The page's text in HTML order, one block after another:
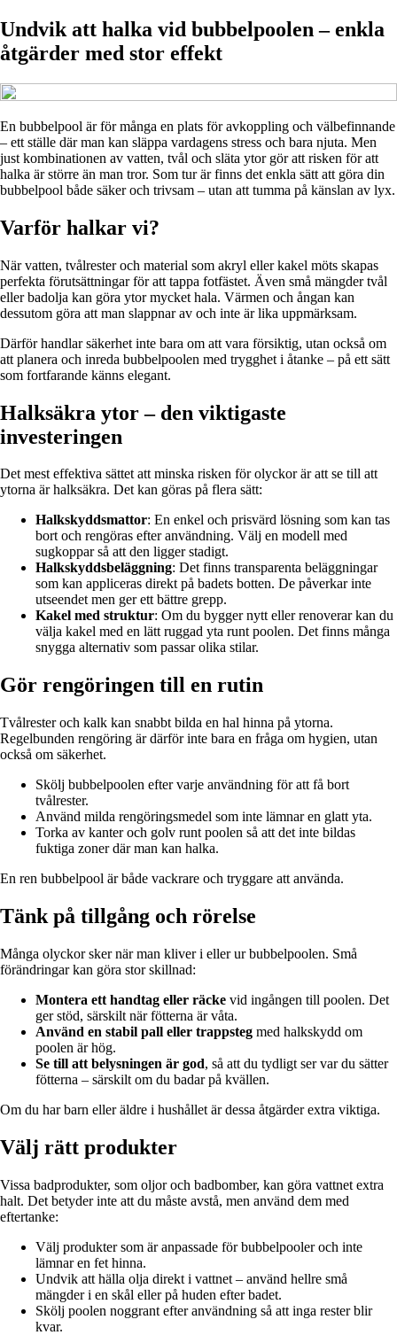
Undvik att halka vid bubbelpoolen – enkla
åtgärder med stor effekt
En bubbelpool är för många en plats för avkoppling och välbefinnande
– ett ställe där man kan släppa vardagens stress och bara njuta. Men
just kombinationen av vatten, tvål och släta ytor gör att risken för att
halka är större än man tror. Som tur är finns det enkla sätt att göra din
bubbelpool både säker och trivsam – utan att tumma på känslan av lyx.
Varför halkar vi?
När vatten, tvålrester och material som akryl eller kakel möts skapas
perfekta förutsättningar för att tappa fotfästet. Även små mängder tvål
eller badolja kan göra ytor mycket hala. Värmen och ångan kan
dessutom göra att man slappnar av och inte är lika uppmärksam.
Därför handlar säkerhet inte bara om att vara försiktig, utan också om
att planera och inreda bubbelpoolen med trygghet i åtanke – på ett sätt
som fortfarande känns elegant.
Halksäkra ytor – den viktigaste
investeringen
Det mest effektiva sättet att minska risken för olyckor är att se till att
ytorna är halksäkra. Det kan göras på flera sätt:
Halkskyddsmattor: En enkel och prisvärd lösning som kan tas
bort och rengöras efter användning. Välj en modell med
sugkoppar så att den ligger stadigt.
Halkskyddsbeläggning: Det finns transparenta beläggningar
som kan appliceras direkt på badets botten. De påverkar inte
utseendet men ger ett bättre grepp.
Kakel med struktur: Om du bygger nytt eller renoverar kan du
välja kakel med en lätt ruggad yta runt poolen. Det finns många
snygga alternativ som passar olika stilar.
Gör rengöringen till en rutin
Tvålrester och kalk kan snabbt bilda en hal hinna på ytorna.
Regelbunden rengöring är därför inte bara en fråga om hygien, utan
också om säkerhet.
Skölj bubbelpoolen efter varje användning för att få bort
tvålrester.
Använd milda rengöringsmedel som inte lämnar en glatt yta.
Torka av kanter och golv runt poolen så att det inte bildas
fuktiga zoner där man kan halka.
En ren bubbelpool är både vackrare och tryggare att använda.
Tänk på tillgång och rörelse
Många olyckor sker när man kliver i eller ur bubbelpoolen. Små
förändringar kan göra stor skillnad:
Montera ett handtag eller räcke vid ingången till poolen. Det
ger stöd, särskilt när fötterna är våta.
Använd en stabil pall eller trappsteg med halkskydd om
poolen är hög.
Se till att belysningen är god, så att du tydligt ser var du sätter
fötterna – särskilt om du badar på kvällen.
Om du har barn eller äldre i hushållet är dessa åtgärder extra viktiga.
Välj rätt produkter
Vissa badprodukter, som oljor och badbomber, kan göra vattnet extra
halt. Det betyder inte att du måste avstå, men använd dem med
eftertanke:
Välj produkter som är anpassade för bubbelpooler och inte
lämnar en fet hinna.
Undvik att hälla olja direkt i vattnet – använd hellre små
mängder i en skål eller på huden efter badet.
Skölj poolen noggrant efter användning så att inga rester blir
kvar.